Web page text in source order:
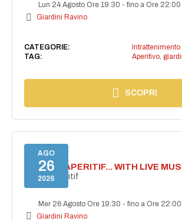
Lun 24 Agosto Ore 19:30 -fino a Ore 22:00
Giardini Ravino
CATEGORIE:
Intrattenimento
TAG:
Aperitivo,
SCOPRI
AGO
26
2026
SECRET APERITIF... WITH LIVE
Secret aperitif
Mer 26 Agosto Ore 19:30 -fino a Ore 22:00
Giardini Ravino